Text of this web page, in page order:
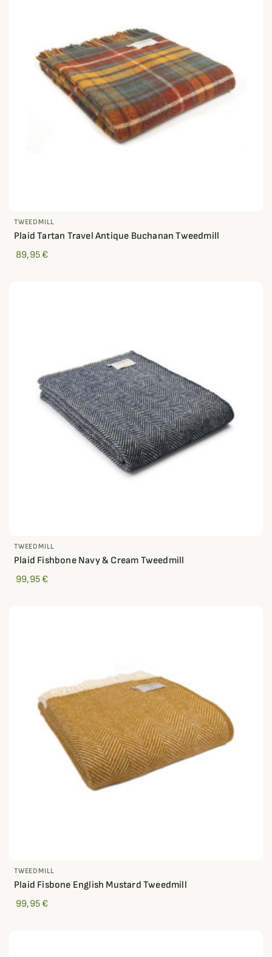
TWEEDMILL
Plaid Tartan Travel Antique Buchanan Tweedmill
89,95 €
TWEEDMILL
Plaid Fishbone Navy & Cream Tweedmill
99,95 €
TWEEDMILL
Plaid Fisbone English Mustard Tweedmill
99,95 €